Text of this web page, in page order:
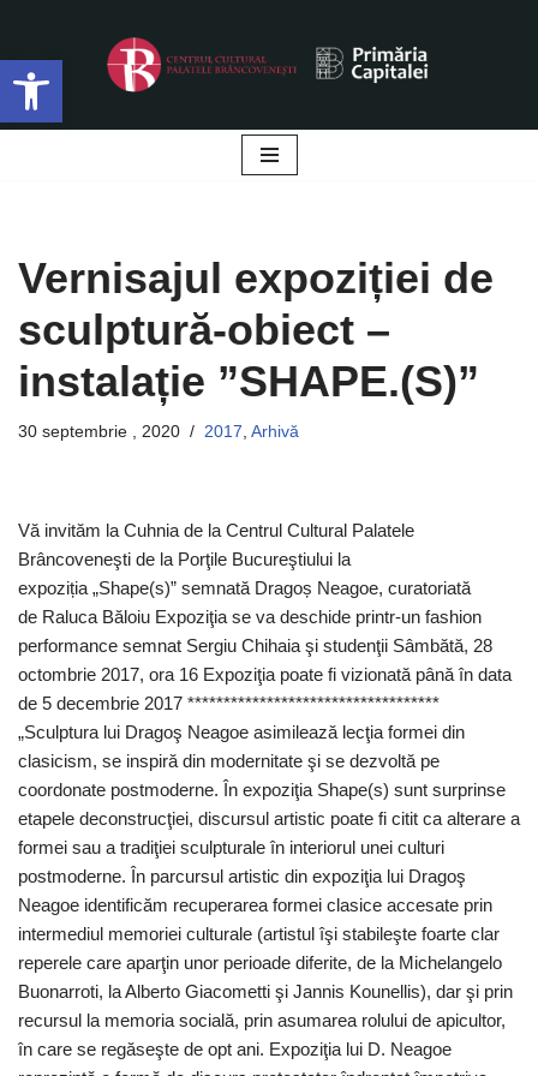
Deschide bara de unelte
Sari
la
conținut
Vernisajul expoziției de
sculptură-obiect –
instalație ”SHAPE.(S)”
30 septembrie , 2020 2017 Arhivă
Vă invităm la Cuhnia de la Centrul Cultural Palatele
Brâncoveneşti de la Porţile Bucureştiului la
expoziția „Shape(s)” semnată Dragoș Neagoe, curatoriată
de Raluca Băloiu Expoziţia se va deschide printr-un fashion
performance semnat Sergiu Chihaia şi studenţii Sâmbătă, 28
octombrie 2017, ora 16 Expoziţia poate fi vizionată până în data
de 5 decembrie 2017 ***********************************
„Sculptura lui Dragoş Neagoe asimilează lecţia formei din
clasicism, se inspiră din modernitate şi se dezvoltă pe
coordonate postmoderne. În expoziţia Shape(s) sunt surprinse
etapele deconstrucţiei, discursul artistic poate fi citit ca alterare a
formei sau a tradiţiei sculpturale în interiorul unei culturi
postmoderne. În parcursul artistic din expoziţia lui Dragoş
Neagoe identificăm recuperarea formei clasice accesate prin
intermediul memoriei culturale (artistul îşi stabileşte foarte clar
reperele care aparţin unor perioade diferite, de la Michelangelo
Buonarroti, la Alberto Giacometti şi Jannis Kounellis), dar şi prin
recursul la memoria socială, prin asumarea rolului de apicultor,
în care se regăseşte de opt ani. Expoziţia lui D. Neagoe